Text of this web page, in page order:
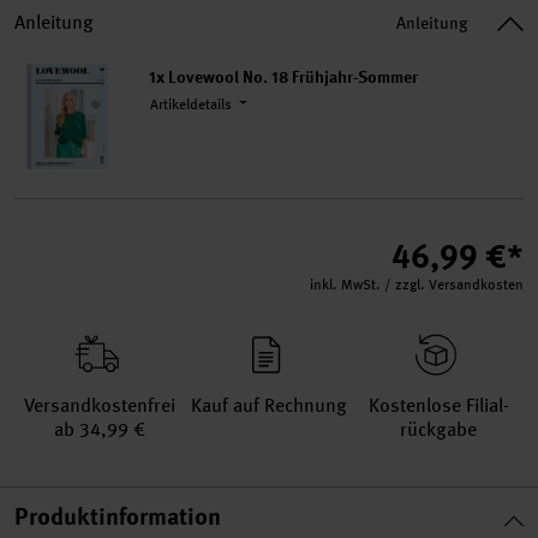
Anleitung Anleitung
1x Lovewool No. 18 Frühjahr-Sommer
Artikeldetails
46,99 €*
inkl. MwSt. / zzgl. Versandkosten
Versand­kosten­frei
ab 34,99 €
Kauf auf Rechnung
Kosten­lose Filial­
rückgabe
Produktinformation